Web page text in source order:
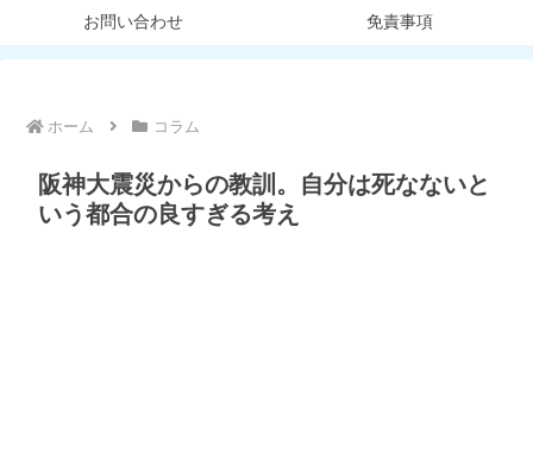
お問い合わせ 免責事項
ホーム コラム
阪神大震災からの教訓。自分は死なないと
いう都合の良すぎる考え